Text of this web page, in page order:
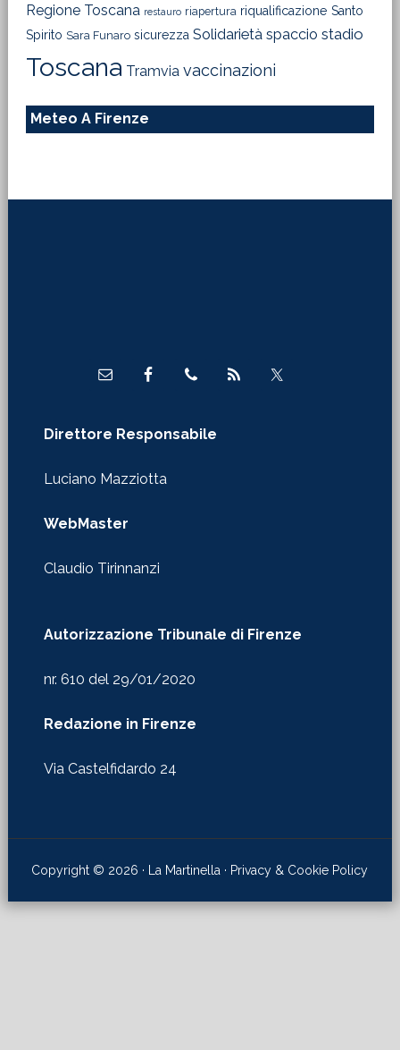
Regione Toscana restauro riapertura riqualificazione Santo
Spirito Sara Funaro sicurezza Solidarietà spaccio stadio
Toscana Tramvia vaccinazioni
Meteo A Firenze
WebMaster
Claudio Tirinnanzi
Redazione in Firenze
Via Castelfidardo 24